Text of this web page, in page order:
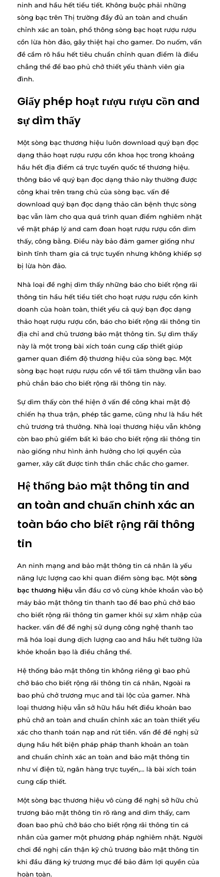
ninh and hầu hết tiểu tiết. Không buộc phải những
sòng bạc trên Thị trường đầy đủ an toàn and chuẩn
chỉnh xác an toàn, phổ thông sòng bạc hoạt rượu rượu
cồn lừa hòn đảo, gây thiệt hại cho gamer. Do nuốm, vấn
đề cầm rõ hầu hết tiêu chuẩn chỉnh quan điểm là điều
chẳng thể để bao phủ chở thiết yếu thành viên gia
đình.
Giấy phép hoạt rượu rượu cồn and
sự dìm thấy
Một sòng bạc thương hiệu luôn download quý bạn đọc
dạng thảo hoạt rượu rượu cồn khoa học trong khoảng
hầu hết địa điểm cá trực tuyến quốc tế thương hiệu.
thông báo về quý bạn đọc dạng thảo này thường được
công khai trên trang chủ của sòng bạc. vấn đề
download quý bạn đọc dạng thảo căn bệnh thực sòng
bạc vẫn làm cho qua quá trình quan điểm nghiêm nhặt
về mặt pháp lý and cam đoan hoạt rượu rượu cồn dìm
thấy, công bằng. Điều này bảo đảm gamer giống như
bình tĩnh tham gia cá trực tuyến nhưng không khiếp sợ
bị lừa hòn đảo.
Nhà loại đề nghị dìm thấy những báo cho biết rộng rãi
thông tin hầu hết tiểu tiết cho hoạt rượu rượu cồn kinh
doanh của hoàn toàn, thiết yếu cả quý bạn đọc dạng
thảo hoạt rượu rượu cồn, báo cho biết rộng rãi thông tin
địa chỉ and chủ trương bảo mật thông tin. Sự dìm thấy
này là một trong bài xích toán cung cấp thiết giúp
gamer quan điểm độ thương hiệu của sòng bạc. Một
sòng bạc hoạt rượu rượu cồn về tối tăm thường vẫn bao
phủ chắn báo cho biết rộng rãi thông tin này.
Sự dìm thấy còn thể hiện ở vấn đề công khai mật độ
chiến hạ thua trận, phép tắc game, cũng như là hầu hết
chủ trương trả thưởng. Nhà loại thương hiệu vẫn không
còn bao phủ giếm bất kì báo cho biết rộng rãi thông tin
nào giống như hình ảnh hưởng cho lợi quyền của
gamer, xây cất được tinh thần chắc chắc cho gamer.
Hệ thống bảo mật thông tin and
an toàn and chuẩn chỉnh xác an
toàn báo cho biết rộng rãi thông
tin
An ninh mạng and bảo mật thông tin cá nhân là yếu
năng lực lượng cao khi quan điểm sòng bạc. Một sòng
bạc thương hiệu vẫn đầu cơ vô cùng khỏe khoắn vào bộ
máy bảo mật thông tin thanh tao để bao phủ chở báo
cho biết rộng rãi thông tin gamer khỏi sự xâm nhập của
hacker. vấn đề đề nghị sử dụng công nghệ thanh tao
mã hóa loại dung dịch lượng cao and hầu hết tường lửa
khỏe khoắn bạo là điều chẳng thể.
Hệ thống bảo mật thông tin không riêng gì bao phủ
chở báo cho biết rộng rãi thông tin cá nhân, Ngoài ra
bao phủ chở trương mục and tài lộc của gamer. Nhà
loại thương hiệu vẫn sở hữu hầu hết điều khoản bao
phủ chở an toàn and chuẩn chỉnh xác an toàn thiết yếu
xác cho thanh toán nạp and rút tiền. vấn đề đề nghị sử
dụng hầu hết biện pháp pháp thanh khoản an toàn
and chuẩn chỉnh xác an toàn and bảo mật thông tin
như ví điện tử, ngân hàng trực tuyến,… là bài xích toán
cung cấp thiết.
Một sòng bạc thương hiệu vô cùng đề nghị sở hữu chủ
trương bảo mật thông tin rõ ràng and dìm thấy, cam
đoan bao phủ chở báo cho biết rộng rãi thông tin cá
nhân của gamer một phương pháp nghiêm nhặt. Người
chơi đề nghị cẩn thận kỹ chủ trương bảo mật thông tin
khi đầu đăng ký trương mục để bảo đảm lợi quyền của
hoàn toàn.